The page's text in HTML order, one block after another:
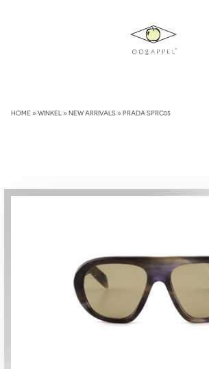
HOME»WINKEL »NEW ARRIVALS»PRADA SPRC05